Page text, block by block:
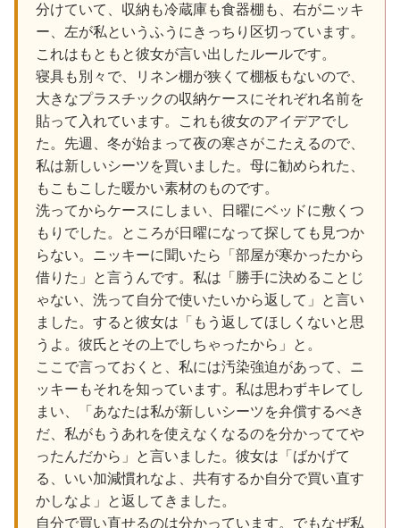
分けていて、収納も冷蔵庫も食器棚も、右がニッキ
ー、左が私というふうにきっちり区切っています。
これはもともと彼女が言い出したルールです。
寝具も別々で、リネン棚が狭くて棚板もないので、
大きなプラスチックの収納ケースにそれぞれ名前を
貼って入れています。これも彼女のアイデアでし
た。先週、冬が始まって夜の寒さがこたえるので、
私は新しいシーツを買いました。母に勧められた、
もこもこした暖かい素材のものです。
洗ってからケースにしまい、日曜にベッドに敷くつ
もりでした。ところが日曜になって探しても見つか
らない。ニッキーに聞いたら「部屋が寒かったから
借りた」と言うんです。私は「勝手に決めることじ
ゃない、洗って自分で使いたいから返して」と言い
ました。すると彼女は「もう返してほしくないと思
うよ。彼氏とその上でしちゃったから」と。
ここで言っておくと、私には汚染強迫があって、ニ
ッキーもそれを知っています。私は思わずキレてし
まい、「あなたは私が新しいシーツを弁償するべき
だ、私がもうあれを使えなくなるのを分かっててや
ったんだから」と言いました。彼女は「ばかげて
る、いい加減慣れなよ、共有するか自分で買い直す
かしなよ」と返してきました。
自分で買い直せるのは分かっています。でもなぜ私